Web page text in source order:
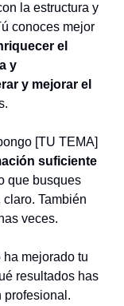
la estructura y
conoces mejor
el
y
y mejorar el
[TU TEMA]
suficiente
que busques
También
veces.
mejorado tu
resultados has
profesional.